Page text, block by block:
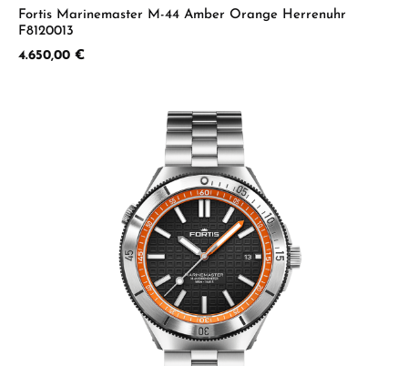
Fortis Marinemaster M-44 Amber Orange Herrenuhr
F8120013
Regulärer Preis:
4.650,00 €